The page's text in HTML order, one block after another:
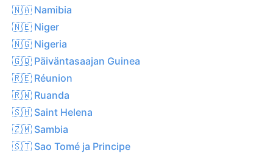
🇳🇦 Namibia
🇳🇪 Niger
🇳🇬 Nigeria
🇬🇶 Päiväntasaajan Guinea
🇷🇪 Réunion
🇷🇼 Ruanda
🇸🇭 Saint Helena
🇿🇲 Sambia
🇸🇹 Sao Tomé ja Principe